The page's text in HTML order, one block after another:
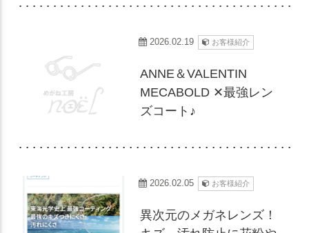
2026.02.19 お客様紹介
ANNE＆VALENTIN
MECABOLD ✕最強レン
ズコート♪
2026.02.05 お客様紹介
異次元のメガネレンズ！